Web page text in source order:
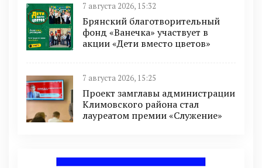
7 августа 2026, 15:32
Брянский благотворительный
фонд «Ванечка» участвует в
акции «Дети вместо цветов»
7 августа 2026, 15:25
Проект замглавы администрации
Климовского района стал
лауреатом премии «Служение»